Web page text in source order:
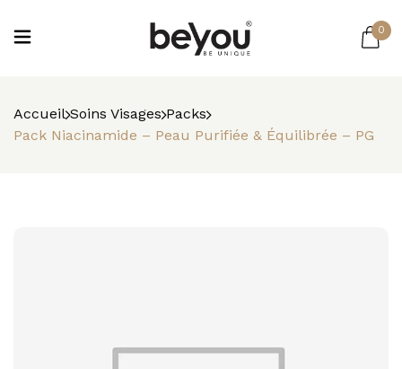
0
Accueil Soins Visages Packs
Pack Niacinamide – Peau Purifiée & Équilibrée – PG